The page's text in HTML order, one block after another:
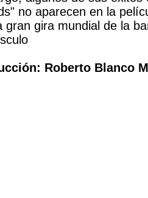
no aparecen en la
gran gira mundial de la
Roberto Blanco